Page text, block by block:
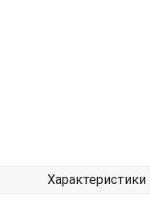
Характеристики